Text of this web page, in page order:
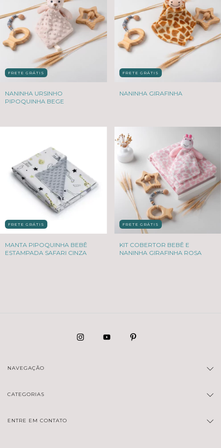
FRETE GRÁTIS
NANINHA URSINHO
PIPOQUINHA BEGE
FRETE GRÁTIS
NANINHA GIRAFINHA
FRETE GRÁTIS
MANTA PIPOQUINHA BEBÊ
ESTAMPADA SAFARI CINZA
FRETE GRÁTIS
KIT COBERTOR BEBÊ E
NANINHA GIRAFINHA ROSA
NAVEGAÇÃO
CATEGORIAS
ENTRE EM CONTATO